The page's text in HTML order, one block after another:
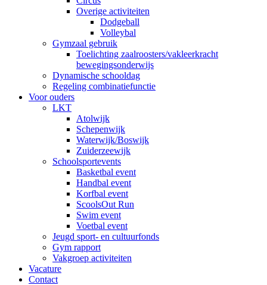
Overige activiteiten
Dodgeball
Volleybal
Gymzaal gebruik
Toelichting zaalroosters/vakleerkracht
bewegingsonderwijs
Dynamische schooldag
Regeling combinatiefunctie
Voor ouders
LKT
Atolwijk
Schepenwijk
Waterwijk/Boswijk
Zuiderzeewijk
Schoolsportevents
Basketbal event
Handbal event
Korfbal event
ScoolsOut Run
Swim event
Voetbal event
Jeugd sport- en cultuurfonds
Gym rapport
Vakgroep activiteiten
Vacature
Contact